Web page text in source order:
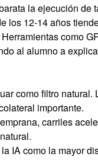
la ejecución
los 12-14 años
como
al alumno a
como filtro
importante.
carriles
IA como la mayor